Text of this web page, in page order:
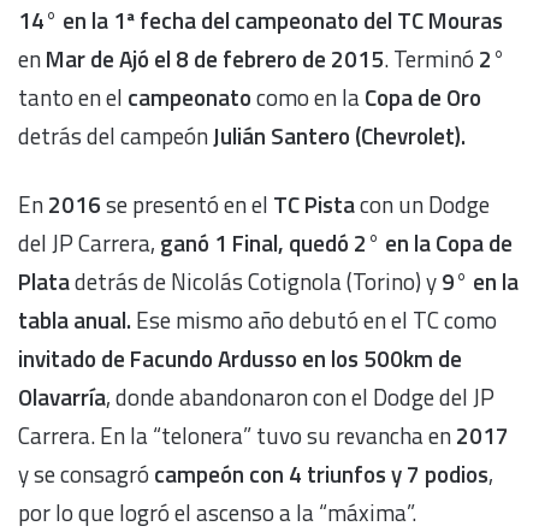
14° en la 1ª fecha del campeonato del TC Mouras
enMar de Ajó el 8 de febrero de 2015. Terminó 2°
tanto en el campeonatocomo en laCopa de Oro
detrás del campeónJulián Santero (Chevrolet).
En2016se presentó en el TC Pistacon un Dodge
del JP Carrera, ganó 1 Final, quedó 2° en la Copa de
Platadetrás de Nicolás Cotignola (Torino) y9° en la
tabla anual. Ese mismo año debutó en el TC como
invitado de Facundo Ardusso en los 500km de
Olavarría, donde abandonaron con el Dodge del JP
Carrera. En la “telonera” tuvo su revancha en2017
y se consagró campeón con 4 triunfos y 7 podios,
por lo que logró el ascenso a la “máxima”.